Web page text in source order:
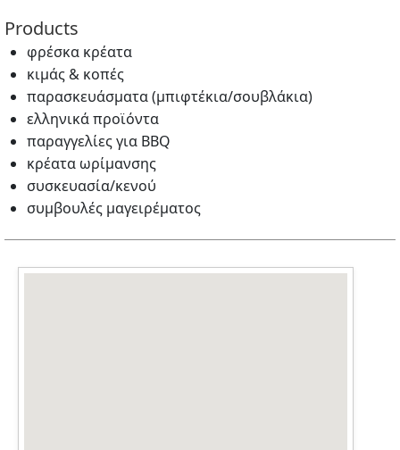
Products
φρέσκα κρέατα
κιμάς & κοπές
παρασκευάσματα (μπιφτέκια/σουβλάκια)
ελληνικά προϊόντα
παραγγελίες για BBQ
κρέατα ωρίμανσης
συσκευασία/κενού
συμβουλές μαγειρέματος